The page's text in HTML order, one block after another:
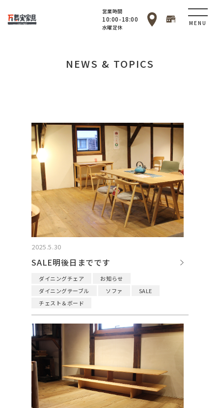
営業時間
10:00-18:00
水曜定休
MENU
NEWS & TOPICS
2025.5.30
SALE明後日までです
ダイニングチェア お知らせ
ダイニングテーブル ソファ SALE
チェスト＆ボード